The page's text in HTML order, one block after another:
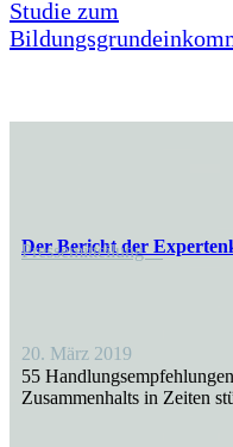
Studie zum
Der Bericht der
Presse­mit­teilung
20. März 2019
55
Zusam­men­halts in Zeiten